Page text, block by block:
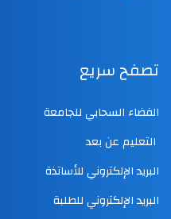
تصفح سريع
الفضاء السحابي للجامعة
التعليم عن بعد
البريد الإلكتروني للأساتذة
البريد الإلكتروني للطلبة